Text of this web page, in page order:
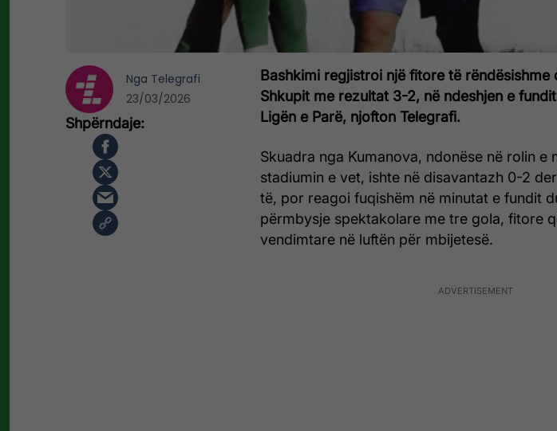
Bashkimi regjistroi një fitore të rëndësishme
Shkupit me rezultat 3-2, në ndeshjen e
Ligën e Parë, njofton Telegrafi.
Skuadra nga Kumanova, ndonëse në rolin e
stadiumin e vet, ishte në disavantazh 0-2
të, por reagoi fuqishëm në minutat e fundit
përmbysje spektakolare me tre gola, fitore
vendimtare në luftën për mbijetesë.
Nga Telegrafi
23/03/2026